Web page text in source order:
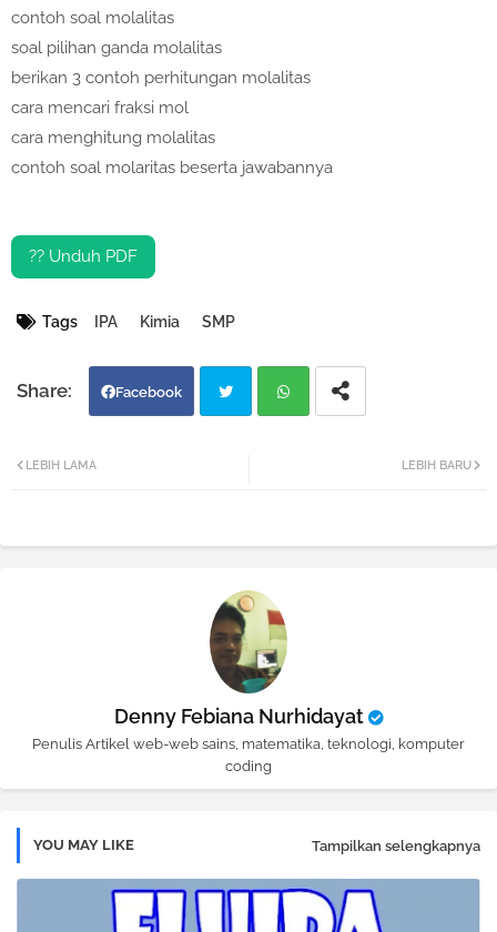
contoh soal molalitas
soal pilihan ganda molalitas
berikan 3 contoh perhitungan molalitas
cara mencari fraksi mol
cara menghitung molalitas
contoh soal molaritas beserta jawabannya
?? Unduh PDF
Tags IPA Kimia SMP
Facebook
pp
LEBIH BARU
LEBIH LAMA
Denny Febiana Nurhidayat
Penulis Artikel web-web sains, matematika, teknologi, komputer
coding
YOU MAY LIKE Tampilkan selengkapnya